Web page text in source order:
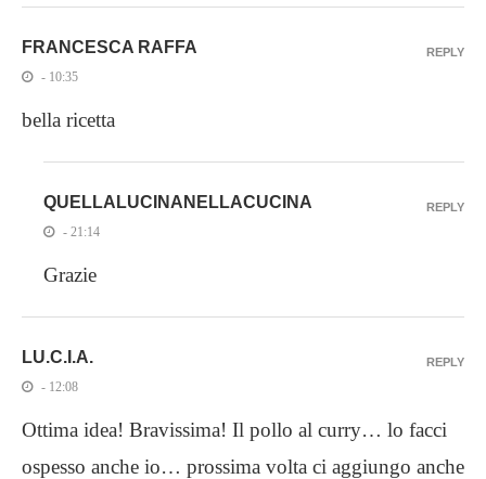
FRANCESCA RAFFA
- 10:35
bella ricetta
REPLY
QUELLALUCINANELLACUCINA
- 21:14
Grazie
REPLY
LU.C.I.A.
- 12:08
Ottima idea! Bravissima! Il pollo al curry… lo facci
ospesso anche io… prossima volta ci aggiungo anche
REPLY